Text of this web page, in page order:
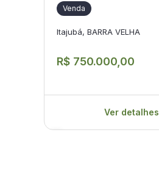
Venda
Itajubá, BARRA VELHA
R$ 750.000,00
Ver detalhes